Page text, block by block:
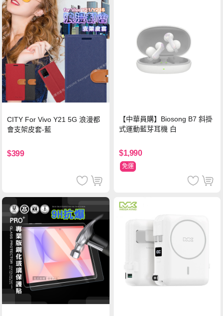
CITY For Vivo Y21 5G 浪漫都
會支架皮套-藍
$399
【中華員購】Biosong B7 斜掛
式運動藍芽耳機 白
$1,990
免運